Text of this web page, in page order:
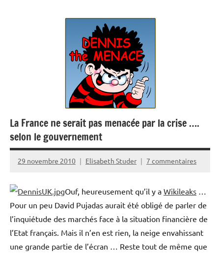
La France ne serait pas menacée par la crise ….
selon le gouvernement
29 novembre 2010 Elisabeth Studer 7 commentaires
Ouf, heureusement qu’il y a Wikileaks
Pour un peu David Pujadas aurait été obligé de parler de
l’inquiétude des marchés face à la situation financière de
l’Etat français. Mais il n’en est rien, la neige envahissant
une grande partie de l’écran … Reste tout de même que